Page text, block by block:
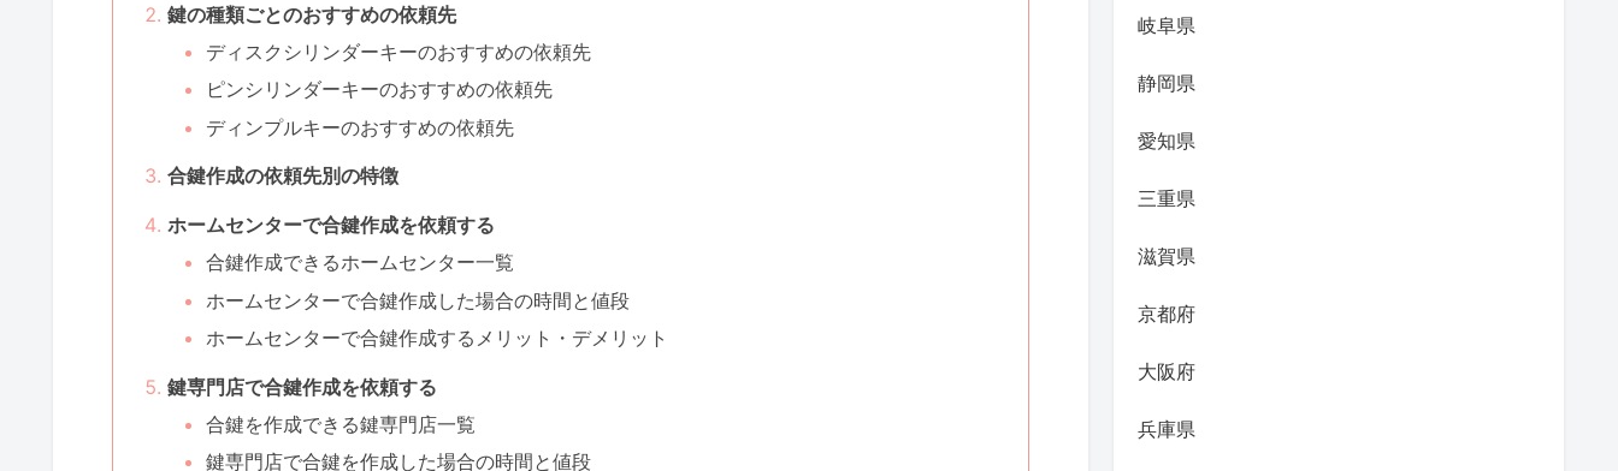
鍵の種類ごとのおすすめの依頼先
ディスクシリンダーキーのおすすめの依頼先
ピンシリンダーキーのおすすめの依頼先
ディンプルキーのおすすめの依頼先
合鍵作成の依頼先別の特徴
ホームセンターで合鍵作成を依頼する
合鍵作成できるホームセンター一覧
ホームセンターで合鍵作成した場合の時間と値段
ホームセンターで合鍵作成するメリット・デメリット
鍵専門店で合鍵作成を依頼する
合鍵を作成できる鍵専門店一覧
鍵専門店で合鍵を作成した場合の時間と値段
岐阜県
静岡県
愛知県
三重県
滋賀県
京都府
大阪府
兵庫県